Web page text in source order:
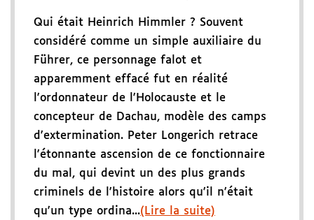
Qui était Heinrich Himmler ? Souvent
considéré comme un simple auxiliaire du
Führer, ce personnage falot et
apparemment effacé fut en réalité
l'ordonnateur de l'Holocauste et le
concepteur de Dachau, modèle des camps
d'extermination. Peter Longerich retrace
l'étonnante ascension de ce fonctionnaire
du mal, qui devint un des plus grands
criminels de l'histoire alors qu'il n'était
qu'un type ordina...(Lire la suite)